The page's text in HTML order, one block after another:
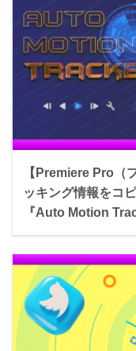
【Premiere Pro（
ッキング情報をコ
『Auto Motion